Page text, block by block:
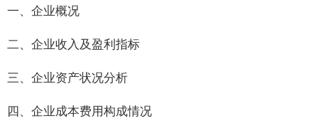
一、企业概况
二、企业收入及盈利指标
三、企业资产状况分析
四、企业成本费用构成情况